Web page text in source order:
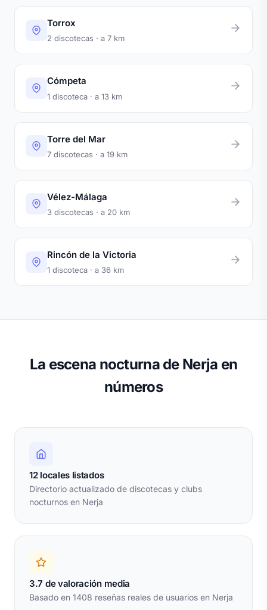
Torrox
2 discotecas · a 7 km
Cómpeta
1 discoteca · a 13 km
Torre del Mar
7 discotecas · a 19 km
Vélez-Málaga
3 discotecas · a 20 km
Rincón de la Victoria
1 discoteca · a 36 km
La escena nocturna de Nerja en
números
12 locales listados
Directorio actualizado de discotecas y clubs
nocturnos en Nerja
3.7 de valoración media
Basado en 1408 reseñas reales de usuarios en Nerja